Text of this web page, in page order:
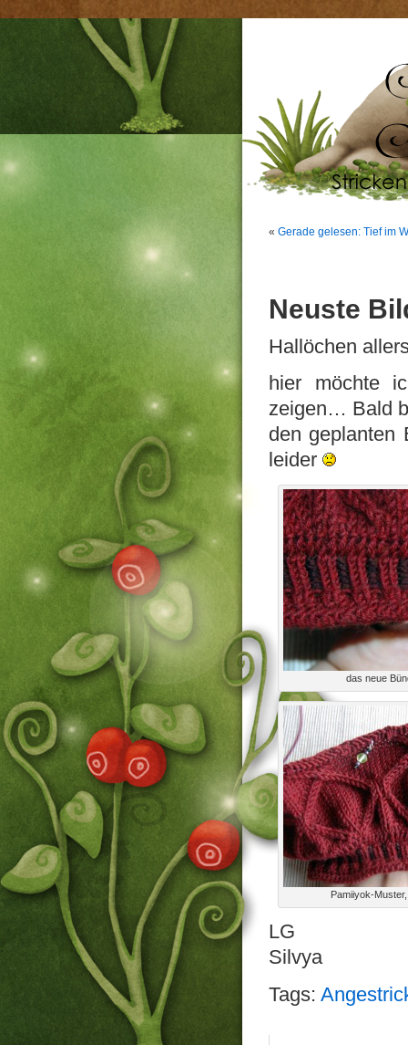
« Gerade gelesen: Tief im
Neuste
Hallöchen
hier möchte
zeigen… Bald
den geplanten
leider
das neue
Pamiiyok-
LG
Silvya
Tags: